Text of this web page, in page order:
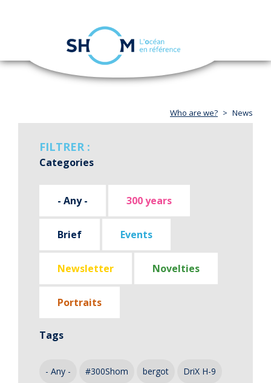
Skip
navigation
Who are we? News
FILTRER :
Categories
- Any - 300 years
Brief Events
Newsletter Novelties
Portraits
Tags
- Any - #300Shom bergot DriX H-9